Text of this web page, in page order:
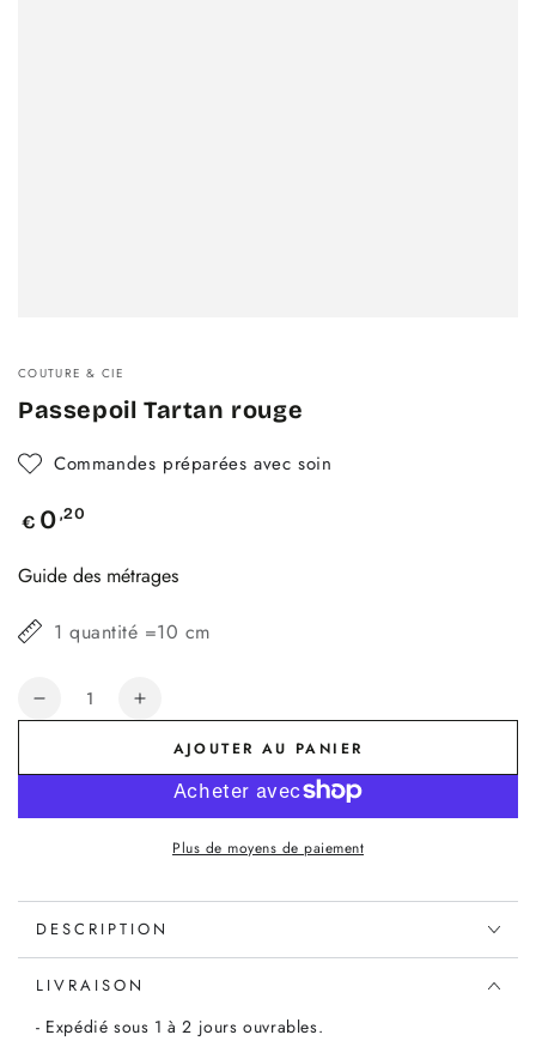
COUTURE & CIE
Passepoil Tartan rouge
Commandes préparées avec soin
Prix
€ 0,20
Guide des métrages
1 quantité =10 cm
Quantité
Réduire
Augmenter
quantité
rouge
AJOUTER AU PANIER
Plus de moyens de paiement
DESCRIPTION
LIVRAISON
- Expédié sous 1 à 2 jours ouvrables.